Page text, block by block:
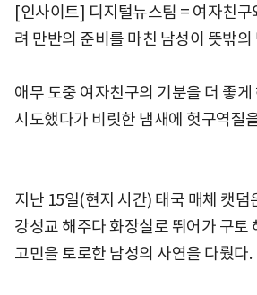
[인사이트] 디지털뉴스팀 = 여자친구
려 만반의 준비를 마친 남성이 뜻밖
애무 도중 여자친구의 기분을 더 좋
시도했다가 비릿한 냄새에 헛구역질
지난 15일(현지 시간) 태국 매체 캣
강성교 해주다 화장실로 뛰어가 구
고민을 토로한 남성의 사연을 다뤘다.